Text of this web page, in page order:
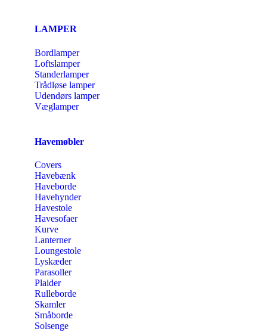
LAMPER
Bordlamper
Loftslamper
Standerlamper
Trådløse lamper
Udendørs lamper
Væglamper
Havemøbler
Covers
Havebænk
Haveborde
Havehynder
Havestole
Havesofaer
Kurve
Lanterner
Loungestole
Lyskæder
Parasoller
Plaider
Rulleborde
Skamler
Småborde
Solsenge